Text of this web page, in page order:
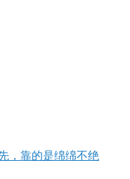
，靠的是绵绵不绝